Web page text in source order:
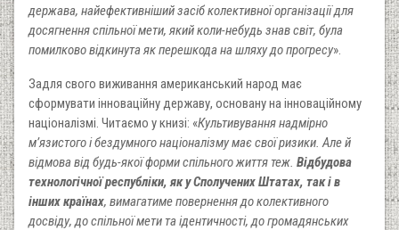
держава, найефективніший засіб колективної організації для
досягнення спільної мети, який коли-небудь знав світ, була
помилково відкинута як перешкода на шляху до прогресу».
Задля свого виживання американський народ має
сформувати інноваційну державу, основану на інноваційному
націоналізмі. Читаємо у книзі: «Культивування надмірно
м’язистого і бездумного націоналізму має свої ризики. Але й
відмова від будь-якої форми спільного життя теж. Відбудова
технологічної республіки, як у Сполучених Штатах, так і в
інших країнах, вимагатиме повернення до колективного
досвіду, до спільної мети та ідентичності, до громадянських